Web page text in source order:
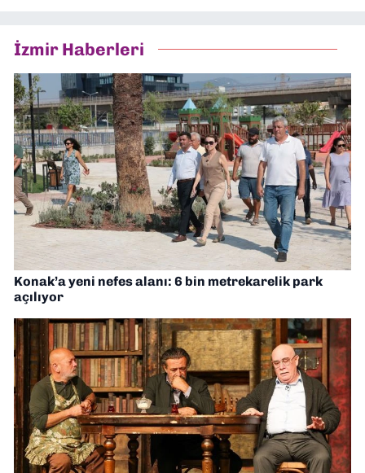
İzmir Haberleri
Konak’a yeni nefes alanı: 6 bin metrekarelik park
açılıyor